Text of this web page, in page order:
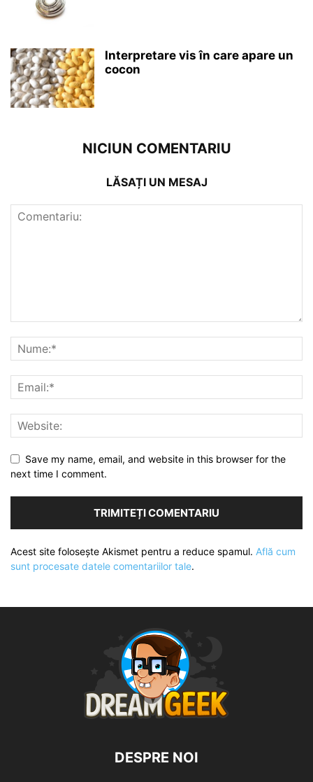
Interpretare vis în care apare un
cocon
NICIUN COMENTARIU
LĂSAȚI UN MESAJ
Save my name, email, and website in this browser for the
next time I comment.
Acest site folosește Akismet pentru a reduce spamul. Află cum
sunt procesate datele comentariilor tale.
DESPRE NOI